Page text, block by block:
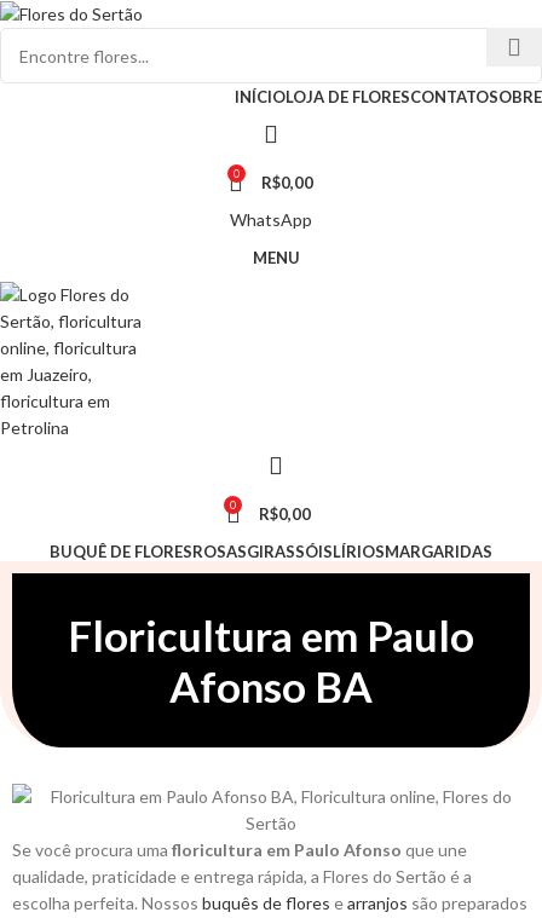
INÍCIOLOJA DE FLORESCONTATOSOBRE
0 R$0,00
WhatsApp
MENU
0 R$0,00
BUQUÊ DE FLORESROSASGIRASSÓISLÍRIOSMARGARIDAS
ASTROMÉLIASORQUÍDEASLISIANTOARRANJOESPECIAIS
Floricultura em Paulo
Afonso BA
Se você procura uma floricultura em Paulo Afonso que une
qualidade, praticidade e entrega rápida, a Flores do Sertão é a
escolha perfeita. Nossos buquês de flores earranjos são preparados